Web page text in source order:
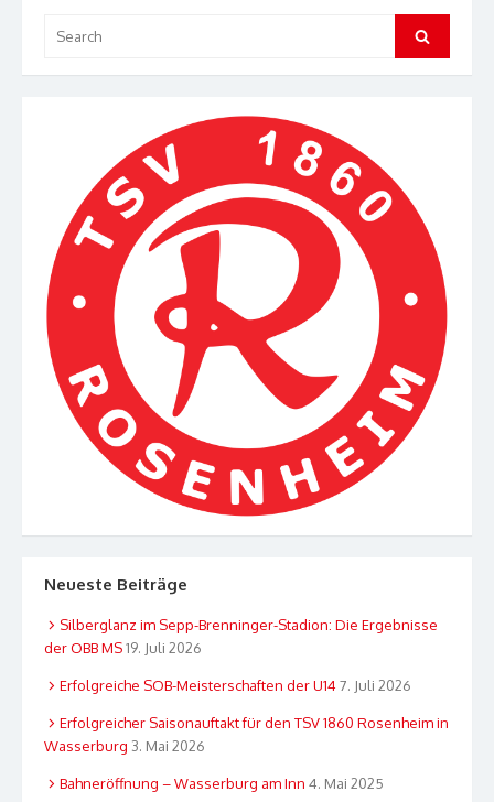
for:
Search
Neueste Beiträge
Silberglanz im Sepp-Brenninger-Stadion: Die Ergebnisse
der OBB MS19. Juli 2026
Erfolgreiche SOB-Meisterschaften der U14 7. Juli 2026
Erfolgreicher Saisonauftakt für den TSV 1860 Rosenheim in
Wasserburg 3. Mai 2026
Bahneröffnung – Wasserburg am Inn 4. Mai 2025